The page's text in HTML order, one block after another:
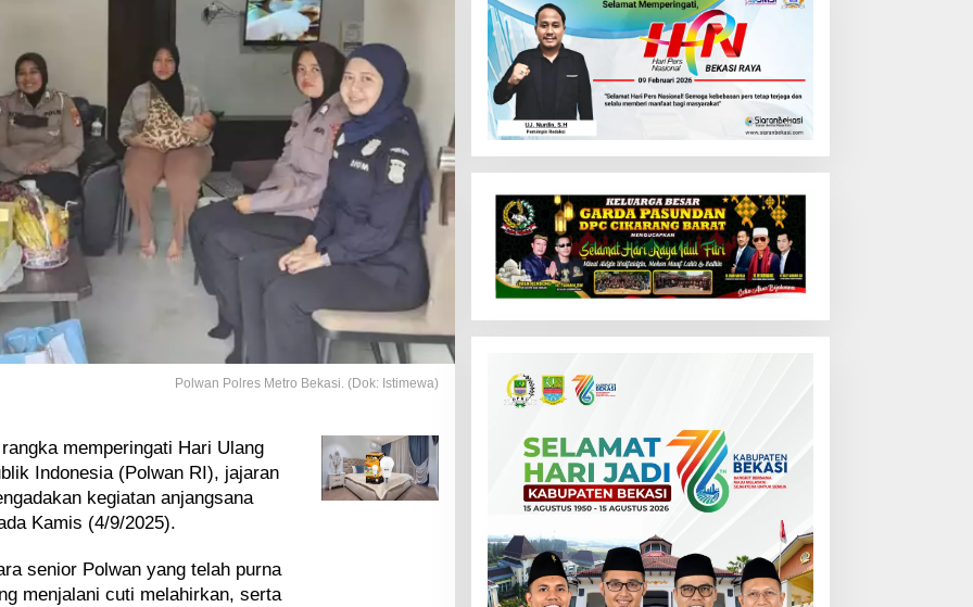
Polwan Polres Metro Bekasi. (Dok: Istimewa)
memperingati Hari Ulang
Indonesia (Polwan RI), jajaran
kegiatan anjangsana
Kamis (4/9/2025).
senior Polwan yang telah purna
menjalani cuti melahirkan, serta